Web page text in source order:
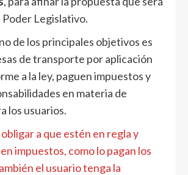
Legislativo.
de los principales objetivos es
de transporte por aplicación
a la ley, paguen impuestos y
en materia de
los usuarios.
obligar a que estén en regla y
impuestos, como lo pagan los
el usuario tenga la